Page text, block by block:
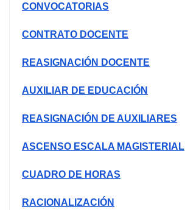
CONVOCATORIAS
CONTRATO DOCENTE
REASIGNACIÓN DOCENTE
AUXILIAR DE EDUCACIÓN
REASIGNACIÓN DE AUXILIARES
ASCENSO ESCALA MAGISTERIAL
CUADRO DE HORAS
RACIONALIZACIÓN